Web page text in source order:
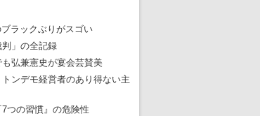
ラックぶりがスゴい
判」の全記録
弘兼憲史が宴会芸賛美
ンデモ経営者のあり得ない主
つの習慣』の危険性